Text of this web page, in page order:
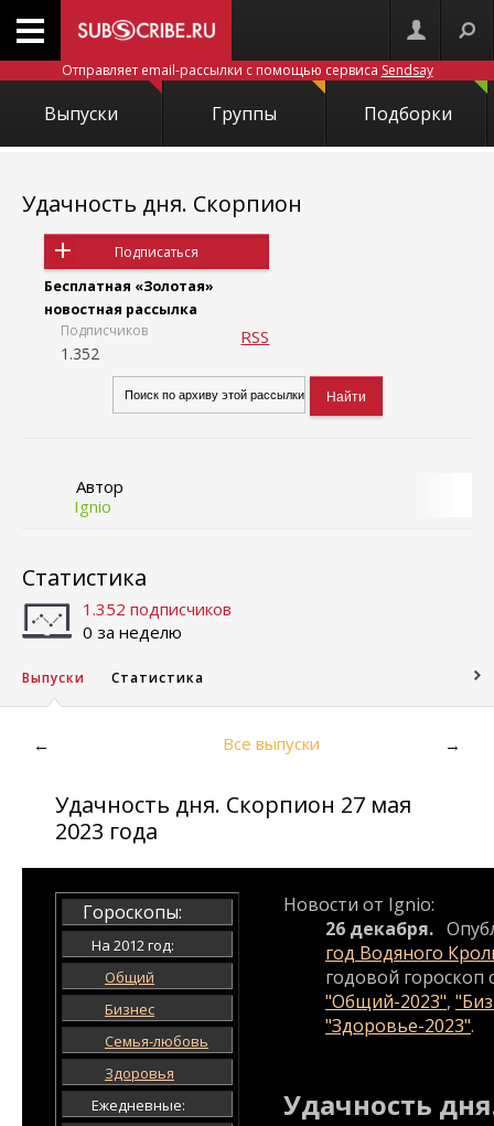
Отправляет email-рассылки с помощью сервиса Sendsay
Выпуски Группы Подборки
Удачность дня. Скорпион
Подписаться
Бесплатная «Золотая»
новостная рассылка
Подписчиков
1.352
RSS
Автор
Ignio
Статистика
1.352 подписчиков
0 за неделю
Выпуски Статистика
← Все выпуски →
Удачность дня. Скорпион 27 мая
2023 года
Гороскопы:
На 2012 год:
Общий
Бизнес
Семья-любовь
Здоровья
Ежедневные:
Новости от Ignio:
26 декабря.
год Водяного
годовой гороскоп
"Общий-2023",
"Здоровье-2023".
Удачность